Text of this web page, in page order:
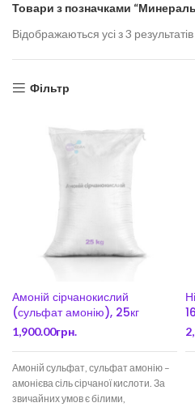
Товари з позначками
Відображаються усі з 3 результатів
Фільтр
Амоній сірчанокислий
(сульфат амонію), 25кг
1,900.00грн.
Амоній сульфат, сульфат амонію –
амонієва сіль сірчаної кислоти. За
звичайних умов є білими,